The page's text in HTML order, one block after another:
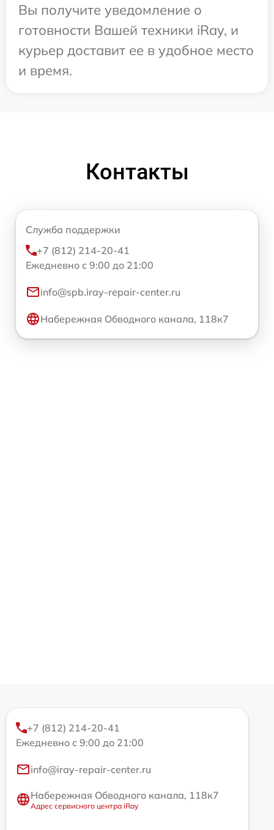
Вы получите уведомление о
готовности Вашей техники iRay, и
курьер доставит ее в удобное место
и время.
Контакты
Служба поддержки
+7 (812) 214-20-41
Ежедневно с 9:00 до 21:00
info@spb.iray-repair-center.ru
Набережная Обводного канала, 118к7
+7 (812) 214-20-41
Ежедневно с 9:00 до 21:00
info@iray-repair-center.ru
Набережная Обводного канала, 118к7
Адрес сервисного центра iRay